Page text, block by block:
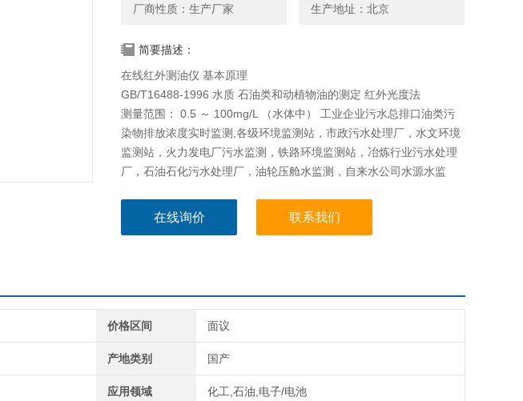
厂商性质：生产厂家 生产地址：北京
简要描述：
在线红外测油仪 基本原理
GB/T16488-1996 水质 石油类和动植物油的测定 红外光度法
测量范围： 0.5 ～ 100mg/L （水体中） 工业企业污水总排口油类污
染物排放浓度实时监测,各级环境监测站，市政污水处理厂，水文环境
监测站，火力发电厂污水监测，铁路环境监测站，冶炼行业污水处理
厂，石油石化污水处理厂，油轮压舱水监测，自来水公司水源水监
在线询价 联系我们
价格区间 面议
产地类别 国产
应用领域 化工,石油,电子/电池